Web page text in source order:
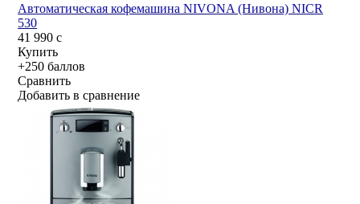
Автоматическая кофемашина NIVONA (Нивона) NICR
530
41 990c
Купить
+250 баллов
Сравнить
Добавить в сравнение